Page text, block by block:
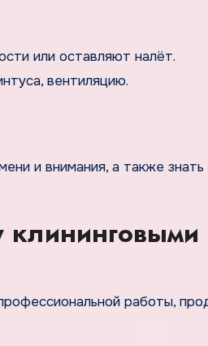
или оставляют налёт.
вентиляцию.
и внимания, а также знать
клининговыми
работы,